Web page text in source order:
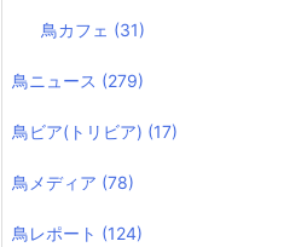
鳥カフェ (31)
鳥ニュース (279)
鳥ビア(トリビア) (17)
鳥メディア (78)
鳥レポート (124)